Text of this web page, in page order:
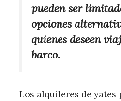
pueden ser
opciones
quienes deseen
barco.
Los alquileres de yates